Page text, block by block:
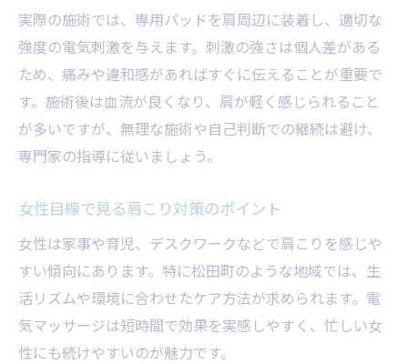
実際の施術では、専用パッドを肩周辺に装着し、適切な
強度の電気刺激を与えます。刺激の強さは個人差がある
ため、痛みや違和感があればすぐに伝えることが重要で
す。施術後は血流が良くなり、肩が軽く感じられること
が多いですが、無理な施術や自己判断での継続は避け、
専門家の指導に従いましょう。
女性目線で見る肩こり対策のポイント
女性は家事や育児、デスクワークなどで肩こりを感じや
すい傾向にあります。特に松田町のような地域では、生
活リズムや環境に合わせたケア方法が求められます。電
気マッサージは短時間で効果を実感しやすく、忙しい女
性にも続けやすいのが魅力です。